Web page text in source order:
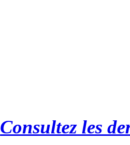
Consultez les